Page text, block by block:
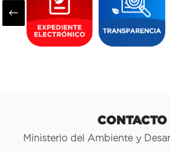
#
CONTACTO
Ministerio del Ambiente y